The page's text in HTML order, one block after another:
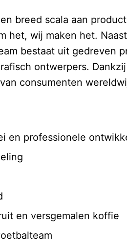
breed scala aan
het, wij maken het.
bestaat uit gedreven
ontwerpers.
consumenten
en professionele
en versgemalen koffie